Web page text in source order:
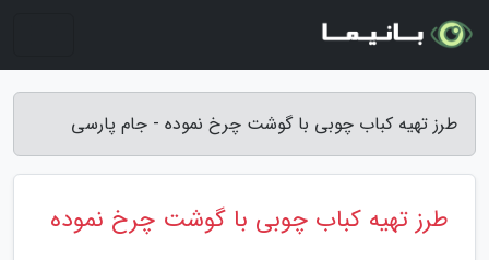
طرز تهیه کباب چوبی با گوشت چرخ نموده - جام پارسی
طرز تهیه کباب چوبی با گوشت چرخ نموده